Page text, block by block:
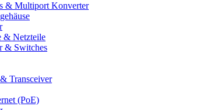
& Multiport Konverter
& Netzteile
& Switches
Transceiver
(PoE)